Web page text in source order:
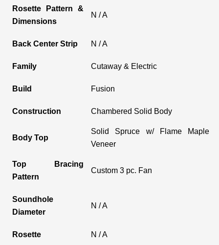
Rosette Pattern &
Dimensions
N / A
Back Center Strip N / A
Family Cutaway & Electric
Build Fusion
Construction Chambered Solid Body
Body Top
Solid Spruce w/ Flame Maple
Veneer
Top Bracing
Pattern
Custom 3 pc. Fan
Soundhole
Diameter
N / A
Rosette N / A